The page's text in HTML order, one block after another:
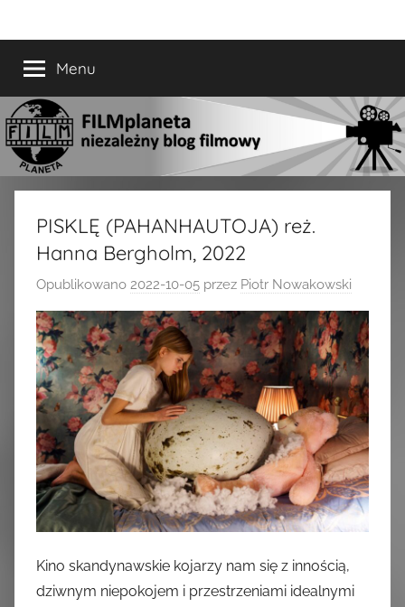
do
treści
FILMplaneta
filmowyMenu
PISKLĘ (PAHANHAUTOJA) reż.
Hanna Bergholm, 2022
Opublikowano 2022-10-05 przez Piotr Nowakowski
Kino skandynawskie kojarzy nam się z innością,
dziwnym niepokojem i przestrzeniami idealnymi